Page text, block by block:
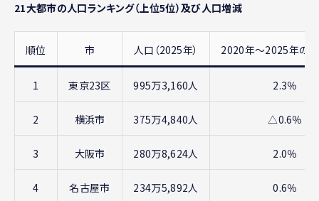
21大都市の人口ランキング（上位5位）及び人口増減
順位 市 人口（2025年） 2020年〜2025年の
1 東京23区 995万3,160人 2.3％
2 横浜市 375万4,840人 △0.6％
3 大阪市 280万8,624人 2.0％
4 名古屋市 234万5,892人 0.6％